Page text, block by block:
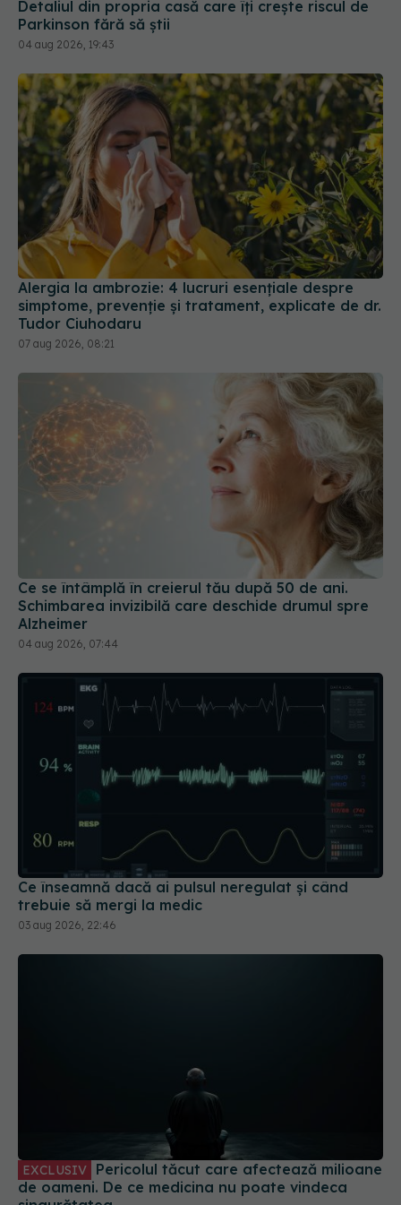
Alergia la ambrozie: 4 lucruri esențiale despre
simptome, prevenție și tratament, explicate de dr.
Tudor Ciuhodaru
07 aug 2026, 08:21
Ce se întâmplă în creierul tău după 50 de ani.
Schimbarea invizibilă care deschide drumul spre
04 aug 2026, 07:44
Ce înseamnă dacă ai pulsul neregulat și când
trebuie să mergi la medic
03 aug 2026, 22:46
31 iul 2026, 21:20